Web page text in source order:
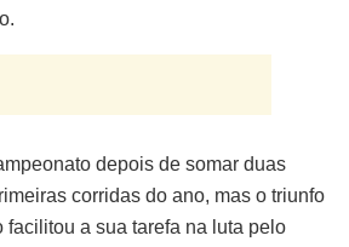
depois de somar duas
corridas do ano, mas o triunfo
facilitou a sua tarefa na luta pelo